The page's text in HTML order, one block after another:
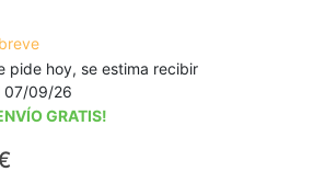
pide hoy, se estima recibir
07/09/26
GRATIS!